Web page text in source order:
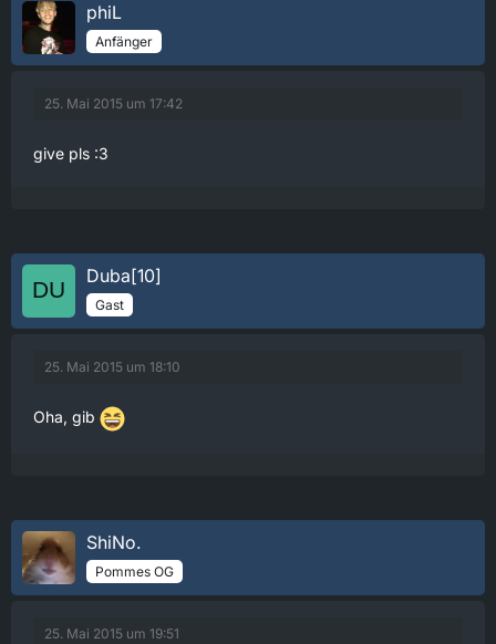
phiL
Anfänger
25. Mai 2015 um 17:42
give pls :3
Duba[10]
Gast
25. Mai 2015 um 18:10
Oha, gib
ShiNo.
Pommes OG
25. Mai 2015 um 19:51